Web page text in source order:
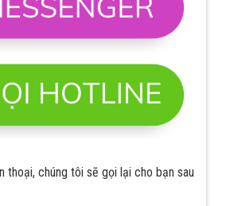
thoại, chúng tôi sẽ gọi lại cho bạn sau